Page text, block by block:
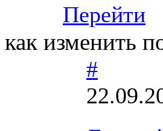
Перейти
как изменить
#